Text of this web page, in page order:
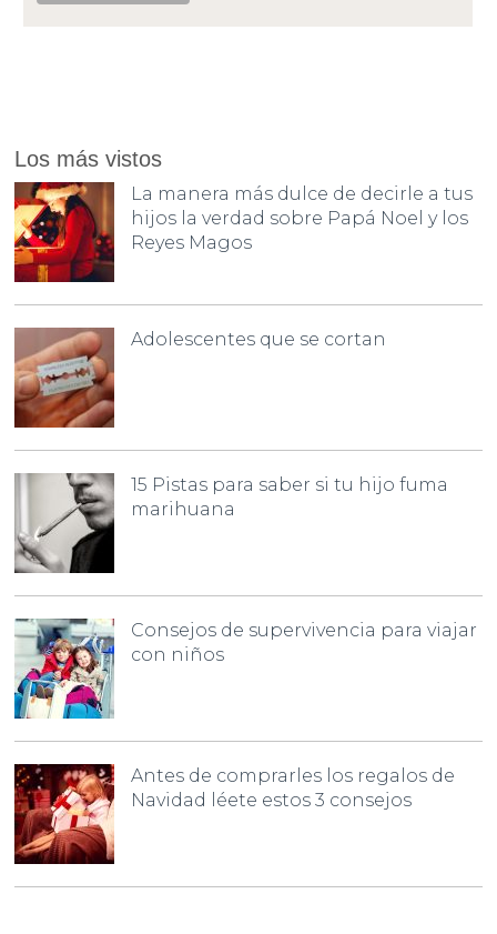
Los más vistos
La manera más dulce de decirle a tus
hijos la verdad sobre Papá Noel y los
Reyes Magos
Adolescentes que se cortan
15 Pistas para saber si tu hijo fuma
marihuana
Consejos de supervivencia para viajar
con niños
Antes de comprarles los regalos de
Navidad léete estos 3 consejos